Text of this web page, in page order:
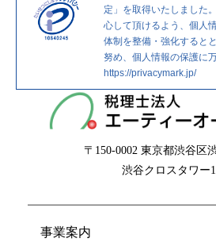
〒150-0002 東京都渋谷区
渋谷クロスタワー
定」を取得いたしました
心して頂けるよう、個人
体制を整備・強化すると
努め、個人情報の保護に
https://privacymark.jp/
事業案内